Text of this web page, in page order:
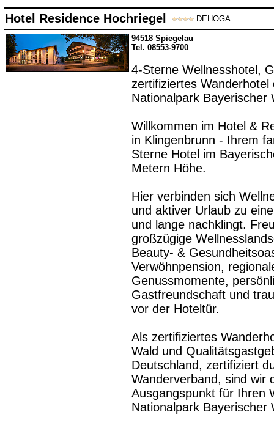
Hotel Residence Hochriegel DEHOGA
94518 Spiegelau
Tel. 08553-9700
4-Sterne Wellnesshotel,
zertifiziertes Wanderhotel
Nationalpark Bayerischer
Willkommen im Hotel &
in Klingenbrunn - Ihrem
Sterne Hotel im
Metern Höhe.
Hier verbinden sich
und aktiver Urlaub zu
und lange nachklingt.
großzügige
Beauty- &
Verwöhnpension,
Genussmomente,
Gastfreundschaft und
vor der Hoteltür.
Als zertifiziertes
Wald und
Deutschland, zertifiziert
Wanderverband, sind wir
Ausgangspunkt für Ihren
Nationalpark Bayerischer